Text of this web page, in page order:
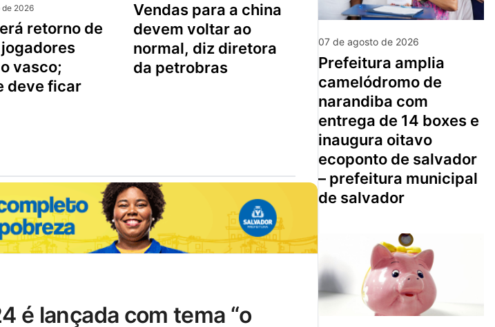
de 2026
vasco;
deve ficar
vendas para a china
devem voltar ao
normal, diz diretora
da petrobras
07 de agosto de 2026
prefeitura amplia
camelódromo de
narandiba com
entrega de 14 boxes e
inaugura oitavo
ecoponto de salvador
– prefeitura municipal
de salvador